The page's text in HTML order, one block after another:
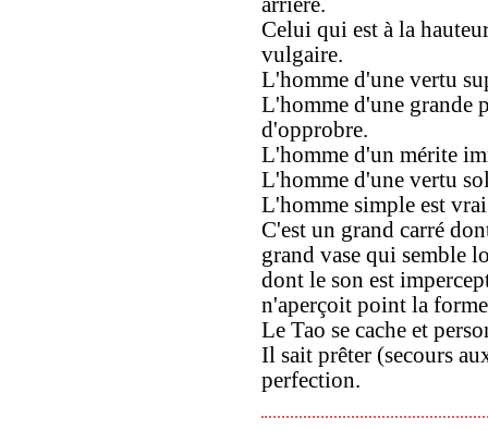
Celui qui est à la
vulgaire.
L'homme d'une vertu
L'homme d'une grande
d'opprobre.
L'homme d'un mérite
L'homme d'une vertu
L'homme simple est
C'est un grand carré
grand vase qui semble
dont le son est
n'aperçoit point la
Le Tao se cache et
Il sait prêter (secours
perfection.